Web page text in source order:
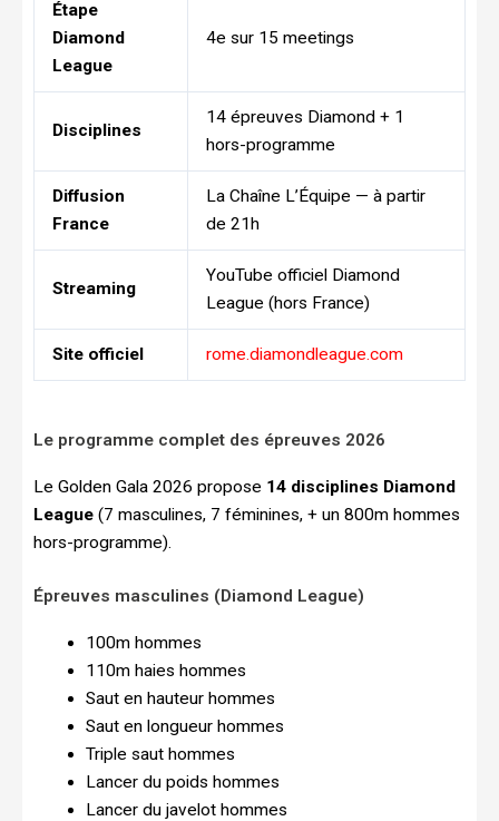
Étape
Diamond
League
4e sur 15 meetings
Disciplines
14 épreuves Diamond + 1
hors-programme
Diffusion
France
La Chaîne L’Équipe — à partir
de 21h
Streaming
YouTube officiel Diamond
League (hors France)
Site officiel rome.diamondleague.com
Le programme complet des épreuves 2026
Le Golden Gala 2026 propose 14 disciplines Diamond
League (7 masculines, 7 féminines, + un 800m hommes
hors-programme).
Épreuves masculines (Diamond League)
100m hommes
110m haies hommes
Saut en hauteur hommes
Saut en longueur hommes
Triple saut hommes
Lancer du poids hommes
Lancer du javelot hommes